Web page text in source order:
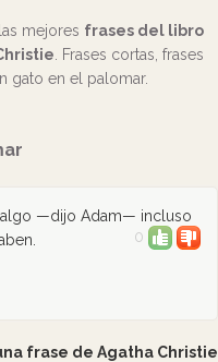
mejores frases del libro
. Frases cortas, frases
gato en el palomar.
—dijo Adam— incluso
0
frase de Agatha Christie